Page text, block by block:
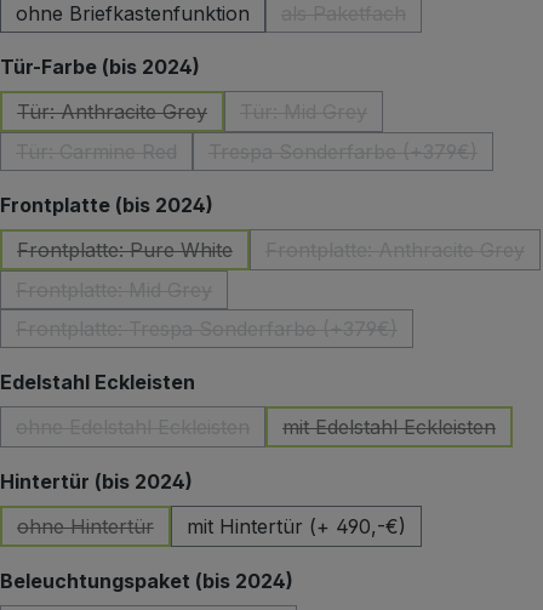
ohne Briefkastenfunktion
(Diese Option ist zurzeit
Tür-Farbe (bis 2024)
Tür: Anthracite Grey
(Diese Option ist zurzeit nicht verfügbar.)
(Diese Option ist zurzeit nicht verfügbar.)(Diese Option ist zurzeit
Frontplatte (bis 2024)
Frontplatte: Pure White
(Diese Option ist zurzeit nicht verfügbar.)
(Diese Option ist zurzeit nicht verfügbar.)
(Diese Option ist zurzeit nicht verfügbar.)
Edelstahl Eckleisten
(Diese Option ist zurzeit nicht verfügbar.)
mit Edelstahl Eckleisten
(Diese Option ist
Hintertür (bis 2024)
ohne Hintertür
(Diese Option ist zurzeit nicht verfügbar.)
mit Hintertür (+ 490,-€)
Beleuchtungspaket (bis 2024)